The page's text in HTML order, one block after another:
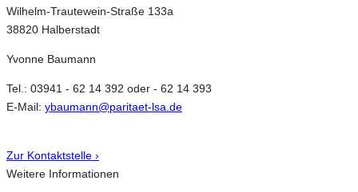
Wilhelm-Trautewein-Straße 133a
38820 Halberstadt
Yvonne Baumann
Tel.: 03941 - 62 14 392 oder - 62 14 393
E-Mail: ybaumann@paritaet-lsa.de
Zur Kontaktstelle ›
Weitere Informationen